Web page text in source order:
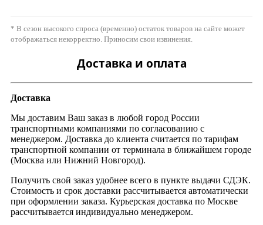
* В сезон высокого спроса (временно) остаток товаров на сайте может
отображаться некорректно. Приносим свои извинения.
Доставка и оплата
Доставка
Мы доставим Ваш заказ в любой город России
транспортными компаниями по согласованию с
менеджером. Доставка до клиента считается по тарифам
транспортной компании от терминала в ближайшем городе
(Москва или Нижний Новгород).
Получить свой заказ удобнее всего в пункте выдачи СДЭК.
Стоимость и срок доставки рассчитывается автоматически
при оформлении заказа. Курьерская доставка по Москве
рассчитывается индивидуально менеджером.